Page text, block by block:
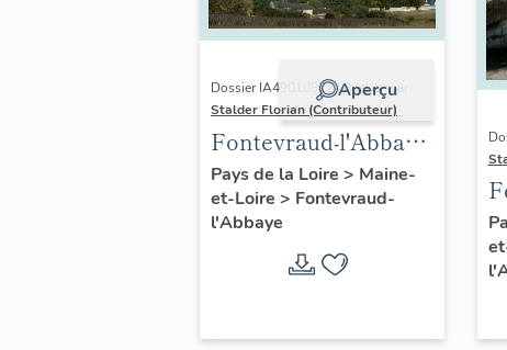
Aperçu
Dossier IA49010822 | Réalisé par
Stalder Florian (Contributeur)
Fontevraud-l'Abbaye
: présentation de la
commune
Pays de la Loire > Maine-
et-Loire > Fontevraud-
l'Abbaye